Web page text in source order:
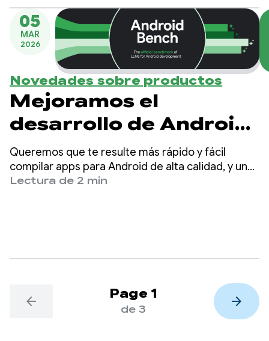
orientadas a Android 17 a Play Store.
05
MAR
2026
Novedades sobre productos
Mejoramos el
desarrollo de Android
asistido por IA y los
LLMs con Android
Queremos que te resulte más rápido y fácil
compilar apps para Android de alta calidad, y una
forma de ayudarte a ser más productivo es poner
Lectura de 2 min
arrow_back Page 1
de 3 arrow_forward